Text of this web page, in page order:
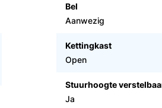
Bel
Aanwezig
Kettingkast
Open
Stuurhoogte
Ja